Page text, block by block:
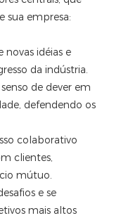
sua empresa:
novas idéias e
da indústria.
de dever em
defendendo os
colaborativo
clientes,
mútuo.
e se
mais altos